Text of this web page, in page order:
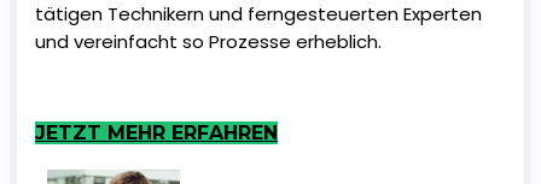
tätigen Technikern und ferngesteuerten Experten
und vereinfacht so Prozesse erheblich.
JETZT MEHR ERFAHREN